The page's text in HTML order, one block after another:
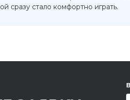
сразу стало комфортно играть.